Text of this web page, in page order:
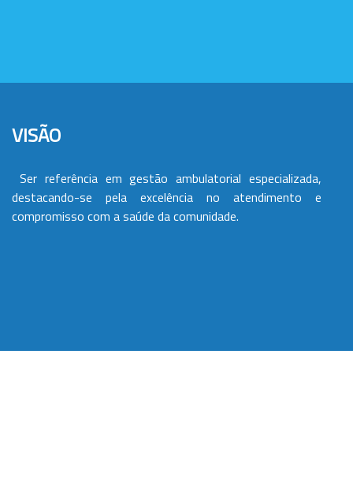
VISÃO
Ser referência em gestão ambulatorial especializada,
destacando-se pela excelência no atendimento e
compromisso com a saúde da comunidade.